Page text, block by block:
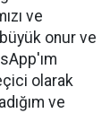
ve
onur ve
olarak
ve